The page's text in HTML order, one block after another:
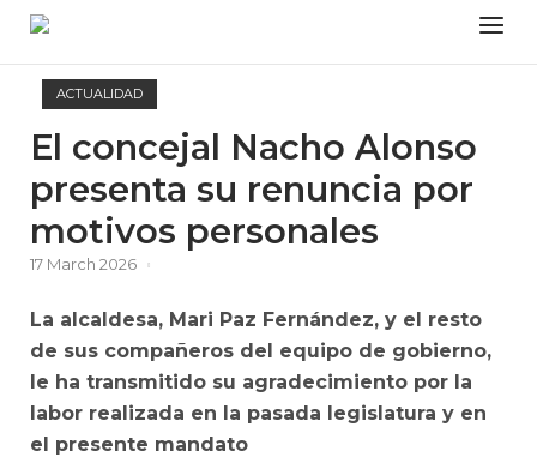
Skip
content
Menu
ACTUALIDAD
El concejal Nacho Alonso
presenta su renuncia por
motivos personales
17 March 2026
La alcaldesa, Mari Paz Fernández, y el resto
de sus compañeros del equipo de gobierno,
le ha transmitido su agradecimiento por la
labor realizada en la pasada legislatura y en
el presente mandato